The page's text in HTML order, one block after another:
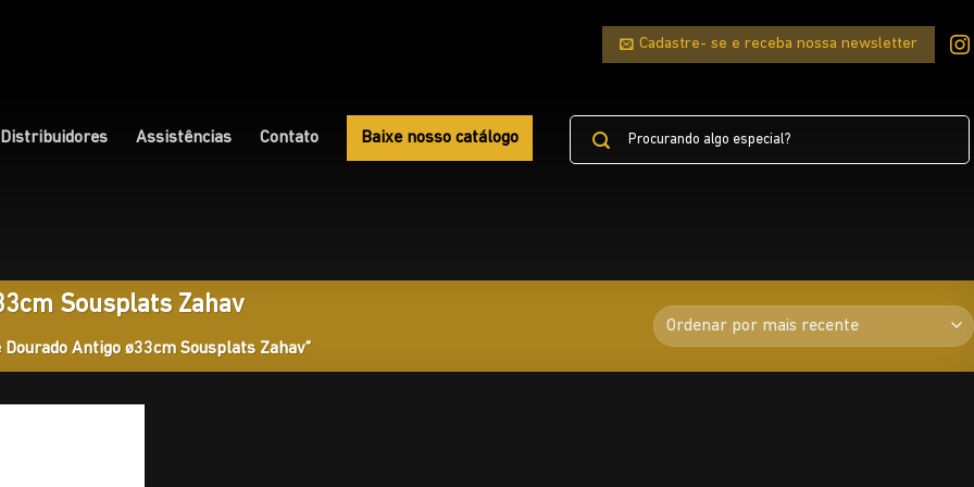
Cadastre- se e receba nossa newsletter
Distribuidores Assistências Contato Baixe nosso catálogo
Pesquisar
Sousplats Zahav
Antigo ø33cm Sousplats Zahav”